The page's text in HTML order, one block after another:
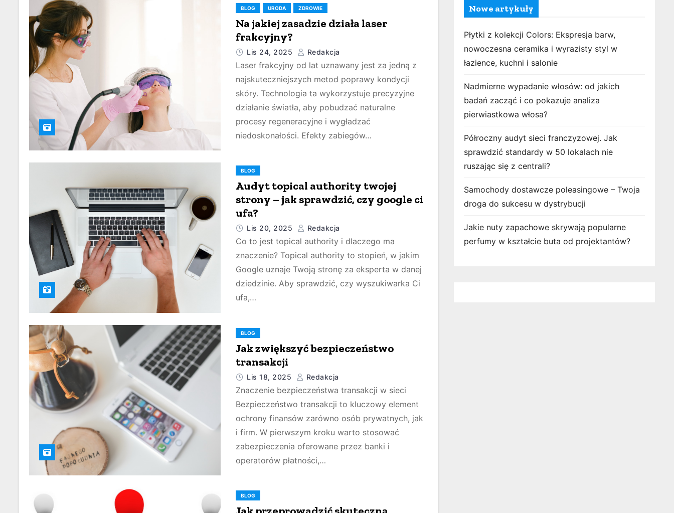
BLOG URODA ZDROWIE
Na jakiej zasadzie działa laser
frakcyjny?
Lis 24, 2025 Redakcja
Laser frakcyjny od lat uznawany jest za jedną z
najskuteczniejszych metod poprawy kondycji
skóry. Technologia ta wykorzystuje precyzyjne
działanie światła, aby pobudzać naturalne
procesy regeneracyjne i wygładzać
niedoskonałości. Efekty zabiegów…
BLOG
Audyt topical authority twojej
strony – jak sprawdzić, czy google ci
ufa?
Lis 20, 2025 Redakcja
Co to jest topical authority i dlaczego ma
znaczenie? Topical authority to stopień, w jakim
Google uznaje Twoją stronę za eksperta w danej
dziedzinie. Aby sprawdzić, czy wyszukiwarka Ci
ufa,…
BLOG
Jak zwiększyć bezpieczeństwo
transakcji
Lis 18, 2025 Redakcja
Znaczenie bezpieczeństwa transakcji w sieci
Bezpieczeństwo transakcji to kluczowy element
ochrony finansów zarówno osób prywatnych, jak
i firm. W pierwszym kroku warto stosować
zabezpieczenia oferowane przez banki i
operatorów płatności,…
BLOG
Nowe artykuły
Płytki z kolekcji Colors: Ekspresja barw,
nowoczesna ceramika i wyrazisty styl w
łazience, kuchni i salonie
Nadmierne wypadanie włosów: od jakich
badań zacząć i co pokazuje analiza
pierwiastkowa włosa?
Półroczny audyt sieci franczyzowej. Jak
sprawdzić standardy w 50 lokalach nie
ruszając się z centrali?
Samochody dostawcze poleasingowe – Twoja
droga do sukcesu w dystrybucji
Jakie nuty zapachowe skrywają popularne
perfumy w kształcie buta od projektantów?